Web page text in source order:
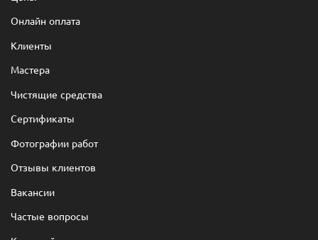
Онлайн оплата
Клиенты
Мастера
Чистящие средства
Сертификаты
Фотографии работ
Отзывы клиентов
Вакансии
Частые вопросы